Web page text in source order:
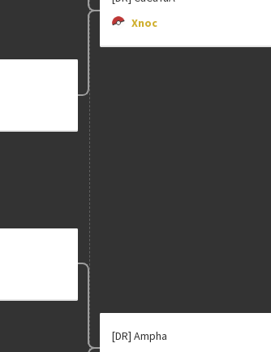
Xnoc
[DR] Ampha